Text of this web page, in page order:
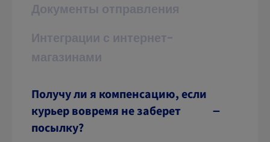
Документы отправления
Интеграции с интернет-
магазинами
Получу ли я компенсацию, если
курьер вовремя не заберет
посылку?